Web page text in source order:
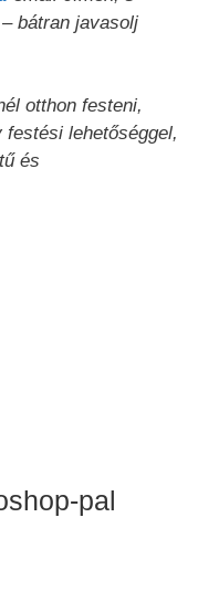
bátran javasolj
otthon festeni,
festési lehetőséggel,
és
pal